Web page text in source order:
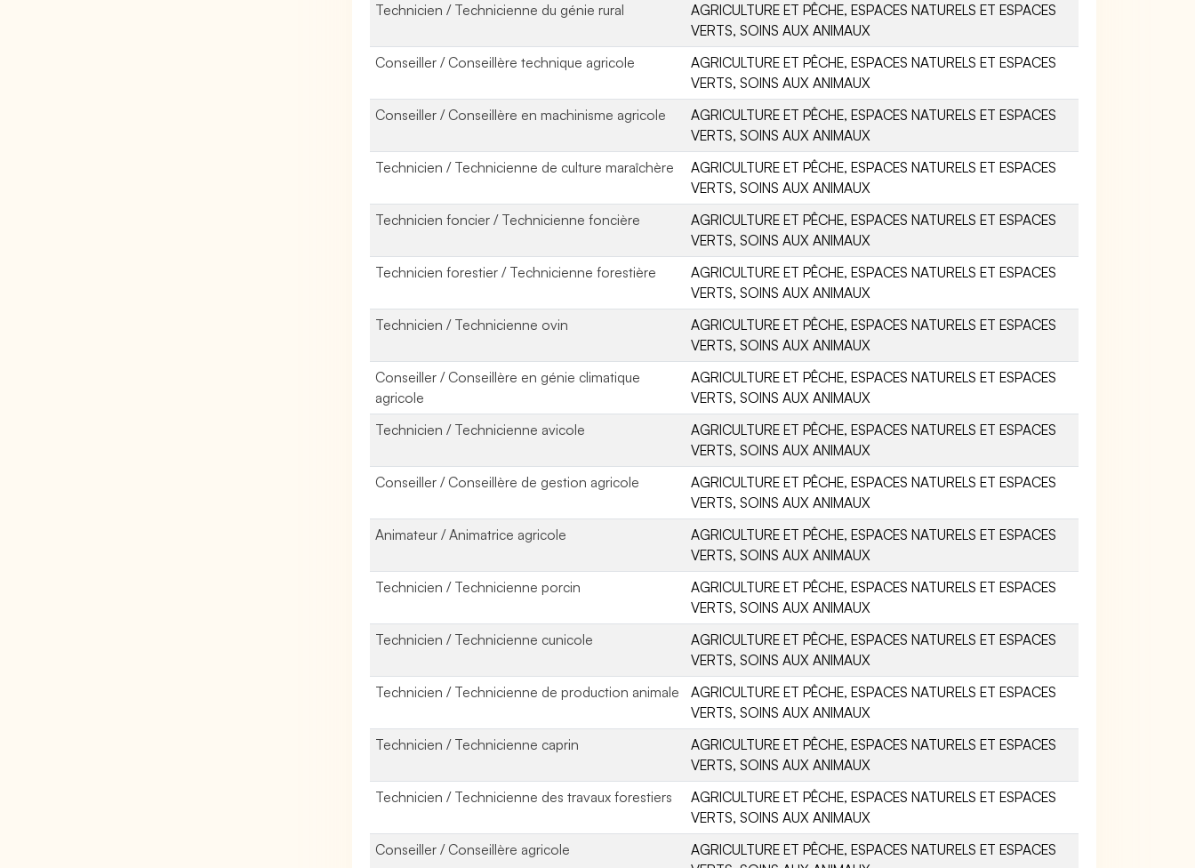
Technicien / Technicienne du génie rural
AGRICULTURE ET PÊCHE, ESPACES NATURELS ET ESPACES
VERTS, SOINS AUX ANIMAUX
Conseiller / Conseillère technique agricole
AGRICULTURE ET PÊCHE, ESPACES NATURELS ET ESPACES
VERTS, SOINS AUX ANIMAUX
Conseiller / Conseillère en machinisme agricole
AGRICULTURE ET PÊCHE, ESPACES NATURELS ET ESPACES
VERTS, SOINS AUX ANIMAUX
Technicien / Technicienne de culture maraîchère
AGRICULTURE ET PÊCHE, ESPACES NATURELS ET ESPACES
VERTS, SOINS AUX ANIMAUX
Technicien foncier / Technicienne foncière
AGRICULTURE ET PÊCHE, ESPACES NATURELS ET ESPACES
VERTS, SOINS AUX ANIMAUX
Technicien forestier / Technicienne forestière
AGRICULTURE ET PÊCHE, ESPACES NATURELS ET ESPACES
VERTS, SOINS AUX ANIMAUX
Technicien / Technicienne ovin
AGRICULTURE ET PÊCHE, ESPACES NATURELS ET ESPACES
VERTS, SOINS AUX ANIMAUX
Conseiller / Conseillère en génie climatique
agricole
AGRICULTURE ET PÊCHE, ESPACES NATURELS ET ESPACES
VERTS, SOINS AUX ANIMAUX
Technicien / Technicienne avicole
AGRICULTURE ET PÊCHE, ESPACES NATURELS ET ESPACES
VERTS, SOINS AUX ANIMAUX
Conseiller / Conseillère de gestion agricole
AGRICULTURE ET PÊCHE, ESPACES NATURELS ET ESPACES
VERTS, SOINS AUX ANIMAUX
Animateur / Animatrice agricole
AGRICULTURE ET PÊCHE, ESPACES NATURELS ET ESPACES
VERTS, SOINS AUX ANIMAUX
Technicien / Technicienne porcin
AGRICULTURE ET PÊCHE, ESPACES NATURELS ET ESPACES
VERTS, SOINS AUX ANIMAUX
Technicien / Technicienne cunicole
AGRICULTURE ET PÊCHE, ESPACES NATURELS ET ESPACES
VERTS, SOINS AUX ANIMAUX
Technicien / Technicienne de production animale
AGRICULTURE ET PÊCHE, ESPACES NATURELS ET ESPACES
VERTS, SOINS AUX ANIMAUX
Technicien / Technicienne caprin
AGRICULTURE ET PÊCHE, ESPACES NATURELS ET ESPACES
VERTS, SOINS AUX ANIMAUX
Technicien / Technicienne des travaux forestiers
AGRICULTURE ET PÊCHE, ESPACES NATURELS ET ESPACES
VERTS, SOINS AUX ANIMAUX
Conseiller / Conseillère agricole
AGRICULTURE ET PÊCHE, ESPACES NATURELS ET ESPACES